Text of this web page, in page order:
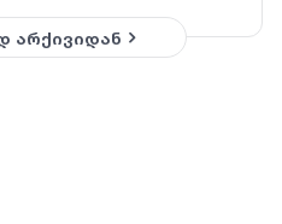
არქივიდან